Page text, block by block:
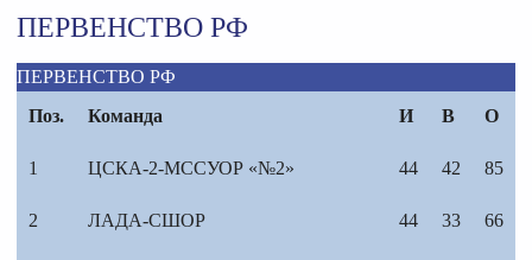
ПЕРВЕНСТВО РФ
ПЕРВЕНСТВО РФ
Поз.
Команда И В О
1 ЦСКА-2-МССУОР «№2» 44 42 85
2 ЛАДА-СШОР 44 33 66